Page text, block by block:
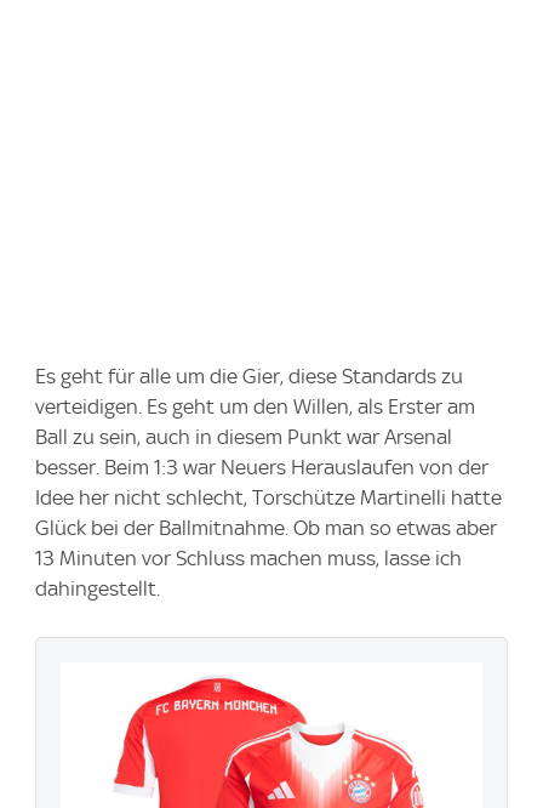
Es geht für alle um die Gier, diese Standards zu
verteidigen. Es geht um den Willen, als Erster am
Ball zu sein, auch in diesem Punkt war Arsenal
besser. Beim 1:3 war Neuers Herauslaufen von der
Idee her nicht schlecht, Torschütze Martinelli hatte
Glück bei der Ballmitnahme. Ob man so etwas aber
13 Minuten vor Schluss machen muss, lasse ich
dahingestellt.